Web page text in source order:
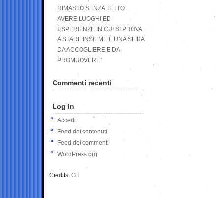
RIMASTO SENZA TETTO.
AVERE LUOGHI ED
ESPERIENZE IN CUI SI PROVA
A STARE INSIEME È UNA SFIDA
DA ACCOGLIERE E DA
PROMUOVERE”
Commenti recenti
Log In
Accedi
Feed dei contenuti
Feed dei commenti
WordPress.org
Credits: G.I